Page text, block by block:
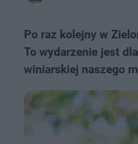
Po raz kolejny w
To wydarzenie jest
winiarskiej naszego